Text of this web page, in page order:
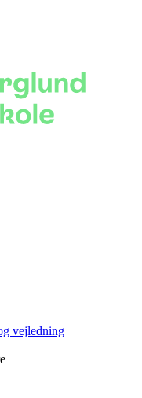
vejledning